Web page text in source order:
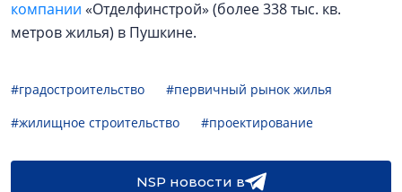
компании «Отделфинстрой» (более 338 тыс. кв.
метров жилья) в Пушкине.
#градостроительство
#первичный рынок жилья
#жилищное строительство
#проектирование
NSP новости в